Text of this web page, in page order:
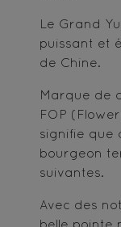
Le Grand
puissant et
de Chine.
Marque de
FOP
signifie que
bourgeon
suivantes.
Avec des
belle pointe